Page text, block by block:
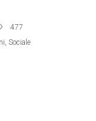
477
, Sociale